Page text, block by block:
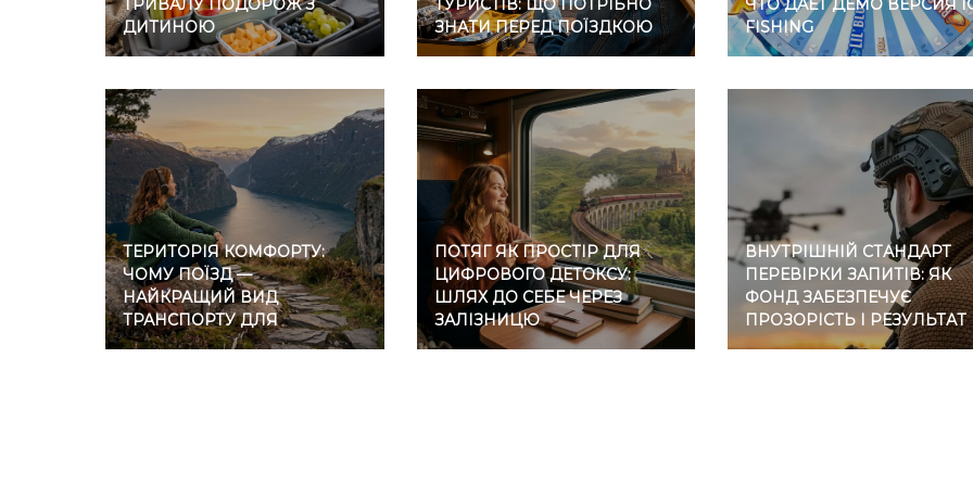
ТРИВАЛУ ПОДОРОЖ З
ДИТИНОЮ
ТУРИСТІВ: ЩО ПОТРІБНО
ЗНАТИ ПЕРЕД ПОЇЗДКОЮ
ЧТО ДАЕТ ДЕМО ВЕРСИЯ
FISHING
ТЕРИТОРІЯ КОМФОРТУ:
ЧОМУ ПОЇЗД —
НАЙКРАЩИЙ ВИД
ТРАНСПОРТУ ДЛЯ
ІНТРОВЕРТІВ
ПОТЯГ ЯК ПРОСТІР ДЛЯ
ЦИФРОВОГО ДЕТОКСУ:
ШЛЯХ ДО СЕБЕ ЧЕРЕЗ
ЗАЛІЗНИЦЮ
ВНУТРІШНІЙ СТАНДАРТ
ПЕРЕВІРКИ ЗАПИТІВ: ЯК
ФОНД ЗАБЕЗПЕЧУЄ
ПРОЗОРІСТЬ І РЕЗУЛЬТАТ